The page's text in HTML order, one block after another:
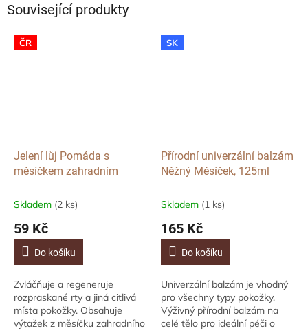
Související produkty
ČR
Jelení lůj Pomáda s
měsíčkem zahradním
Skladem (2 ks)
59 Kč
Do košíku
Zvláčňuje a regeneruje
rozpraskané rty a jiná citlivá
místa pokožky. Obsahuje
výtažek z měsíčku zahradního
SK
Přírodní univerzální balzám
Něžný Měsíček, 125ml
Skladem (1 ks)
165 Kč
Do košíku
Univerzální balzám je vhodný
pro všechny typy pokožky.
Výživný přírodní balzám na
celé tělo pro ideální péči o